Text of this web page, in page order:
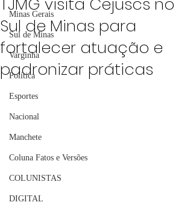
Minas Gerais
Sul de Minas
Varginha
Política
Esportes
Nacional
Manchete
Coluna Fatos e Versões
COLUNISTAS
DIGITAL
Sul de Minas para
fortalecer atuação e
padronizar práticas